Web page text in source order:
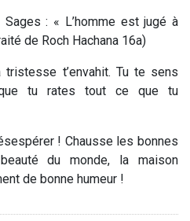
: « L’homme est jugé à
de Roch Hachana 16a)
t’envahit. Tu te sens
tu rates tout ce que tu
! Chausse les bonnes
du monde, la maison
de bonne humeur !